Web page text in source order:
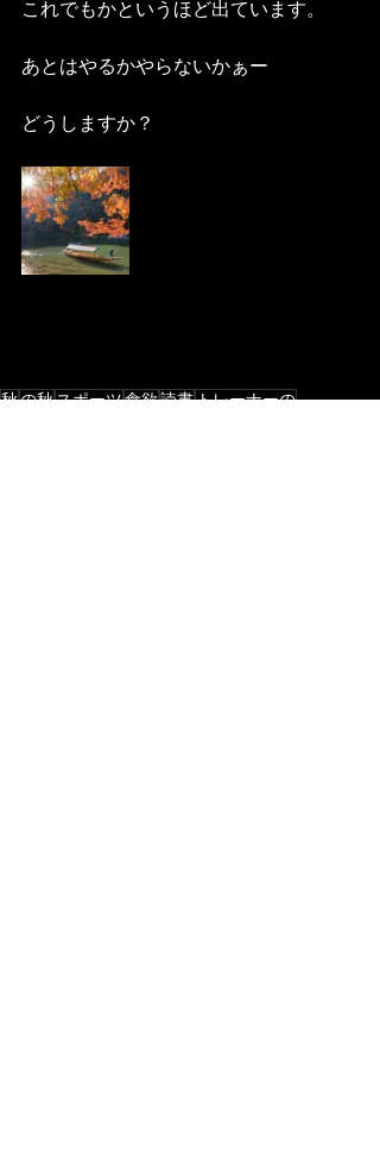
これでもかというほど出ています。
あとはやるかやらないかぁー
どうしますか？
秋の秋スポーツ食欲読書トレーナーの